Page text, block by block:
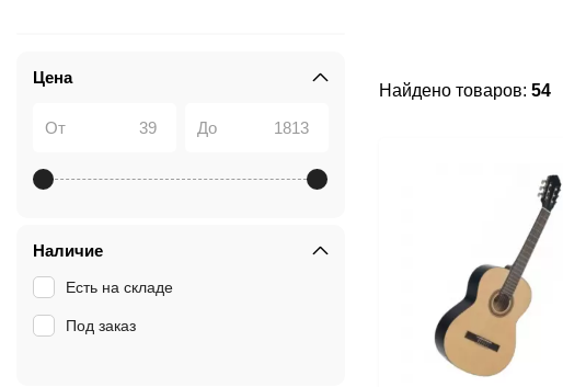
Цена
От До
Наличие
Есть на складе
Под заказ
Найдено товаров: 54